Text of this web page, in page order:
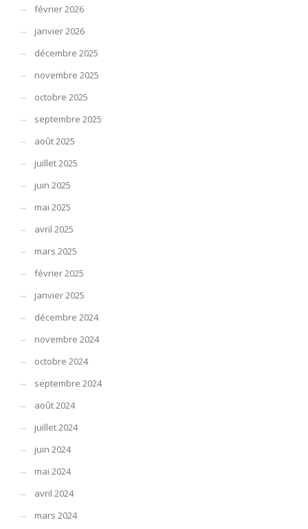
février 2026
janvier 2026
décembre 2025
novembre 2025
octobre 2025
septembre 2025
août 2025
juillet 2025
juin 2025
mai 2025
avril 2025
mars 2025
février 2025
janvier 2025
décembre 2024
novembre 2024
octobre 2024
septembre 2024
août 2024
juillet 2024
juin 2024
mai 2024
avril 2024
mars 2024